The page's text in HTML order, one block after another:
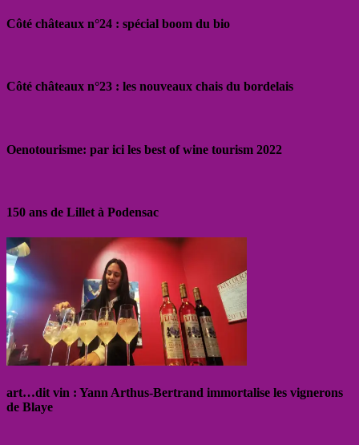
Côté châteaux n°24 : spécial boom du bio
Côté châteaux n°23 : les nouveaux chais du bordelais
Oenotourisme: par ici les best of wine tourism 2022
150 ans de Lillet à Podensac
art…dit vin : Yann Arthus-Bertrand immortalise les vignerons
de Blaye